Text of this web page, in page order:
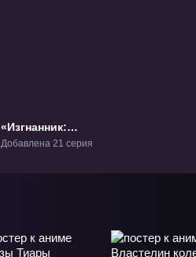
«Изгнанник:
Среброкрылая Фам»
Добавлена 21 серия